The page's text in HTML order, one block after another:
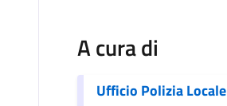
A cura di
Ufficio Polizia Locale